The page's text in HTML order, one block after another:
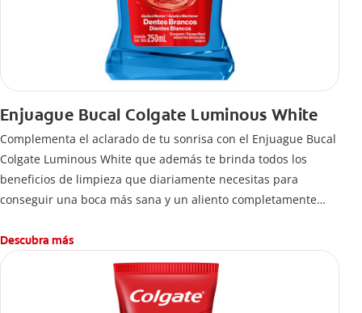
Enjuague Bucal Colgate Luminous White
Complementa el aclarado de tu sonrisa con el Enjuague Bucal
Colgate Luminous White que además te brinda todos los
beneficios de limpieza que diariamente necesitas para
conseguir una boca más sana y un aliento completamente
los dientes y que los cepillos y cremas dentales no pueden
alcanzar.
Descubra más